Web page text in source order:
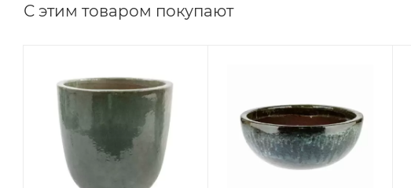
С этим товаром покупают